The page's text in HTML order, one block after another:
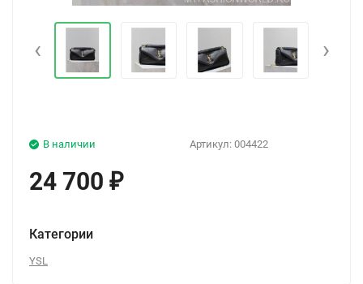
‹ ›
Артикул: 004422
В наличии
24 700 ₽
Категории
YSL